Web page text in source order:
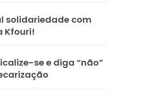
solidariedade com
Kfouri!
se e diga “não”